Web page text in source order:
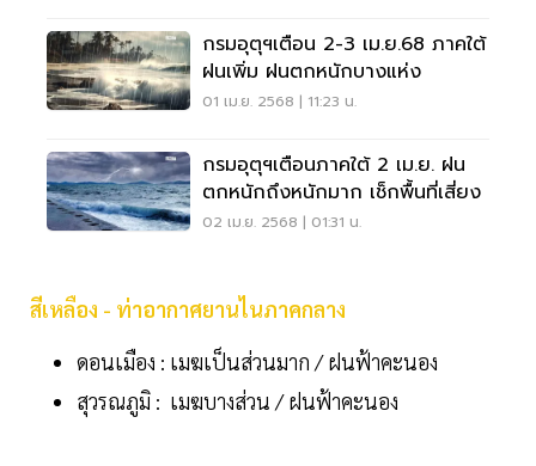
กรมอุตุฯเตือน 2-3 เม.ย.68 ภาคใต้
ฝนเพิ่ม ฝนตกหนักบางแห่ง
01 เม.ย. 2568 | 11:23 น.
กรมอุตุฯเตือนภาคใต้ 2 เม.ย. ฝน
ตกหนักถึงหนักมาก เช็กพื้นที่เสี่ยง
02 เม.ย. 2568 | 01:31 น.
สีเหลือง - ท่าอากาศยานไนภาคกลาง
ดอนเมือง : เมฆเป็นส่วนมาก / ฝนฟ้าคะนอง
สุวรณภูมิ : เมฆบางส่วน / ฝนฟ้าคะนอง